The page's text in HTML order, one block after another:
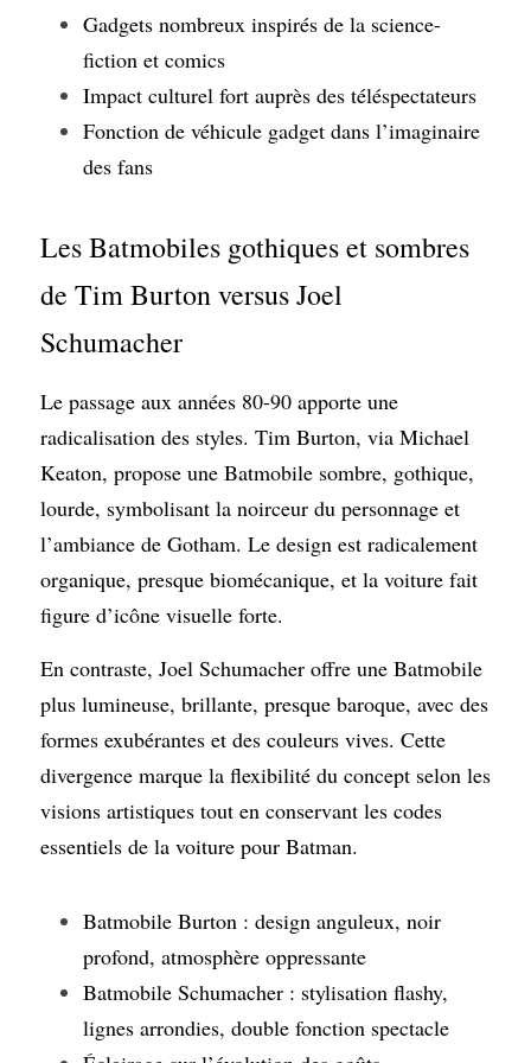
Gadgets nombreux inspirés de la science-
fiction et comics
Impact culturel fort auprès des téléspectateurs
Fonction de véhicule gadget dans l’imaginaire
des fans
Les Batmobiles gothiques et sombres
de Tim Burton versus Joel
Schumacher
Le passage aux années 80-90 apporte une
radicalisation des styles. Tim Burton, via Michael
Keaton, propose une Batmobile sombre, gothique,
lourde, symbolisant la noirceur du personnage et
l’ambiance de Gotham. Le design est radicalement
organique, presque biomécanique, et la voiture fait
figure d’icône visuelle forte.
En contraste, Joel Schumacher offre une Batmobile
plus lumineuse, brillante, presque baroque, avec des
formes exubérantes et des couleurs vives. Cette
divergence marque la flexibilité du concept selon les
visions artistiques tout en conservant les codes
essentiels de la voiture pour Batman.
Batmobile Burton : design anguleux, noir
profond, atmosphère oppressante
Batmobile Schumacher : stylisation flashy,
lignes arrondies, double fonction spectacle